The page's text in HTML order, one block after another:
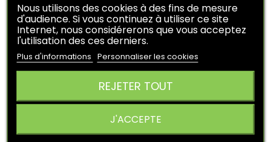
Rupture de stock
PRÉVENEZ-MOI LORSQUE LE PRODUIT EST DISPONIBLE
Nous utilisons des cookies à des fins de mesure
d'audience. Si vous continuez à utiliser ce site
Internet, nous considérerons que vous acceptez
l'utilisation des ces derniers.
Plus d'informations Personnaliser les cookies
REJETER TOUT
J'ACCEPTE